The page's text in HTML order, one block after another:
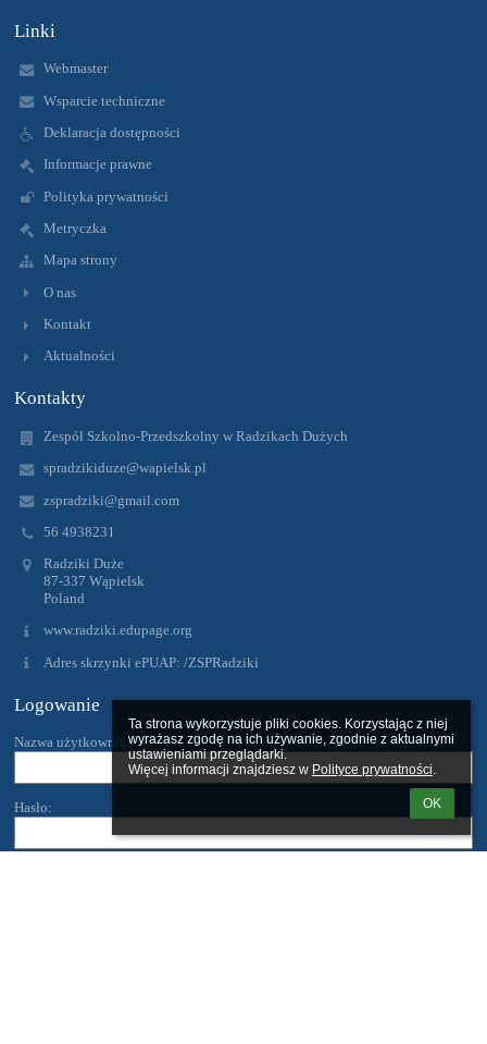
Ta strona wykorzystuje pliki cookies. Korzystając z niej
wyrażasz zgodę na ich używanie, zgodnie z aktualnymi
ustawieniami przeglądarki.
Więcej informacji znajdziesz w Polityce prywatności.
OK
Linki
Webmaster
Wsparcie techniczne
Deklaracja dostępności
Informacje prawne
Polityka prywatności
Metryczka
Mapa strony
O nas
Kontakt
Aktualności
Kontakty
Zespół Szkolno-Przedszkolny w Radzikach Dużych
spradzikiduze@wapielsk.pl
zspradziki@gmail.com
56 4938231
Radziki Duże
87-337 Wąpielsk
Poland
www.radziki.edupage.org
Adres skrzynki ePUAP: /ZSPRadziki
Logowanie
Nazwa użytkownika:
Hasło: